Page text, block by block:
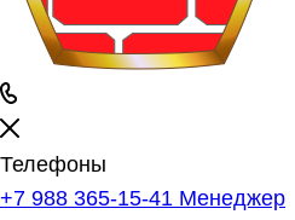
Телефоны
+7 988 365-15-41 Менеджер